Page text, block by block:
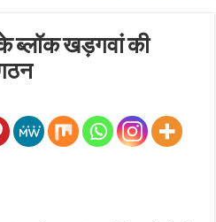
ब्लॉक खड़गवां की